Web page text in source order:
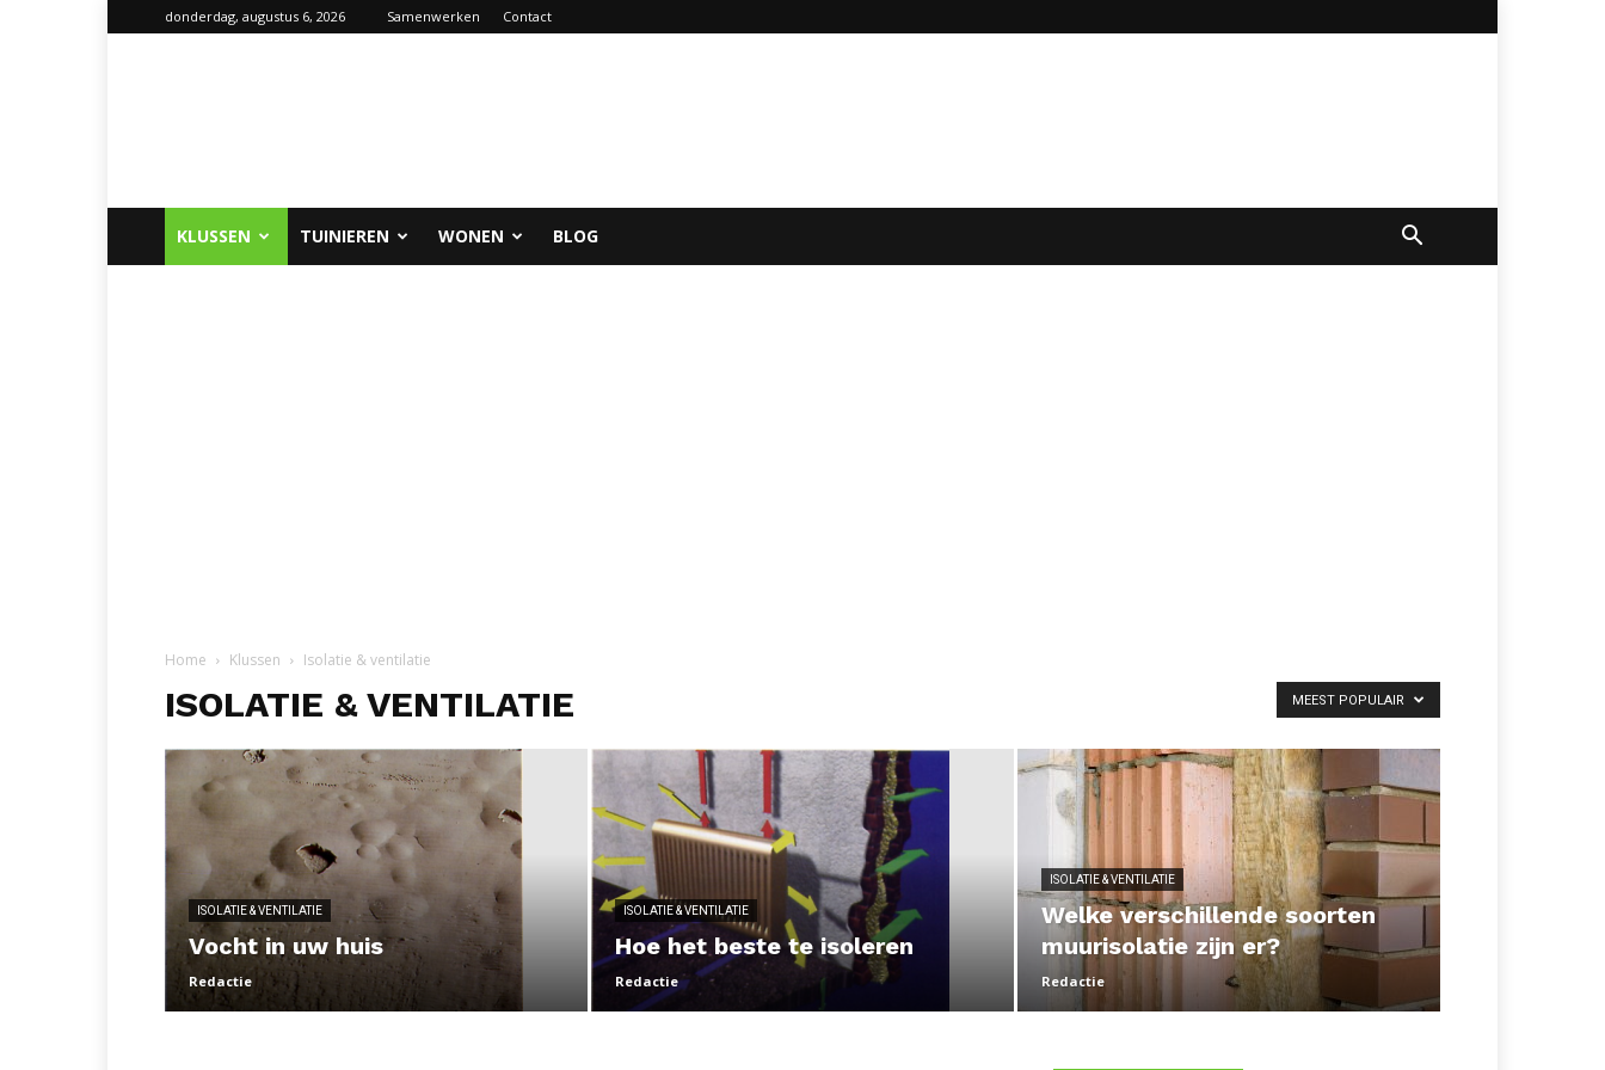
donderdag, augustus 6, 2026 Samenwerken Contact
KLUSSEN TUINIEREN WONEN BLOG
Home Klussen Isolatie & ventilatie
ISOLATIE & VENTILATIE MEEST POPULAIR
ISOLATIE & VENTILATIE
Vocht in uw huis
Redactie
ISOLATIE & VENTILATIE
Hoe het beste te isoleren
Redactie
ISOLATIE & VENTILATIE
Welke verschillende soorten
muurisolatie zijn er?
Redactie